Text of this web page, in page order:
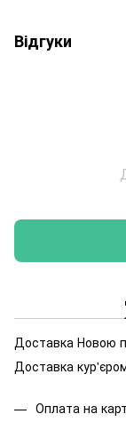
Відгуки
Доставка Новою
Доставка
Оплата на